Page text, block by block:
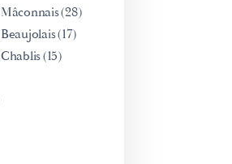
Mâconnais(28)
Beaujolais(17)
Chablis(15)